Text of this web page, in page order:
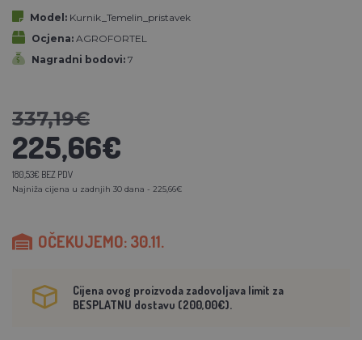
Model: Kurnik_Temelin_pristavek
Ocjena: AGROFORTEL
Nagradni bodovi: 7
337,19€
225,66€
180,53€ BEZ PDV
Najniža cijena u zadnjih 30 dana - 225,66€
OČEKUJEMO: 30.11.
Cijena ovog proizvoda zadovoljava limit za
BESPLATNU dostavu (200,00€).